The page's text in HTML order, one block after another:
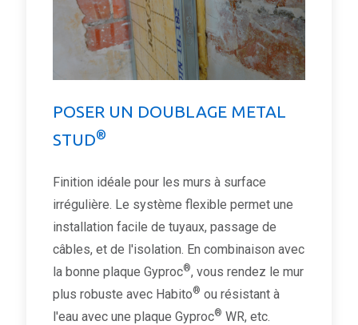
POSER UN DOUBLAGE METAL
STUD®
Finition idéale pour les murs à surface
irrégulière. Le système flexible permet une
installation facile de tuyaux, passage de
câbles, et de l'isolation. En combinaison avec
la bonne plaque Gyproc®, vous rendez le mur
plus robuste avec Habito® ou résistant à
l'eau avec une plaque Gyproc® WR, etc.